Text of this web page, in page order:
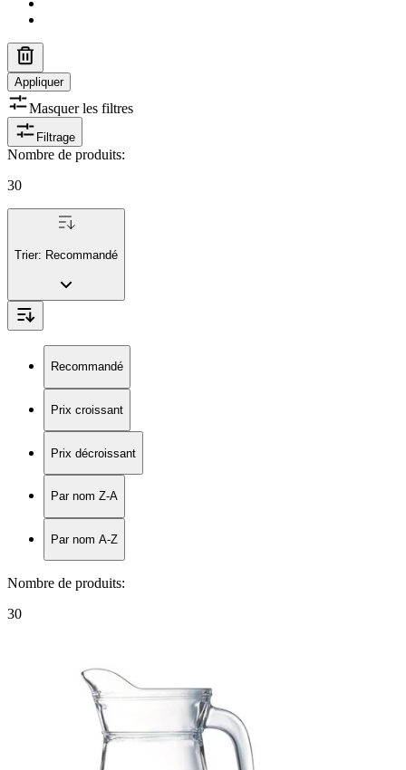
Appliquer
Masquer les filtres
Filtrage
Nombre de produits:
30
Trier: Recommandé
Recommandé
Prix croissant
Prix décroissant
Par nom Z-A
Par nom A-Z
Nombre de produits:
30